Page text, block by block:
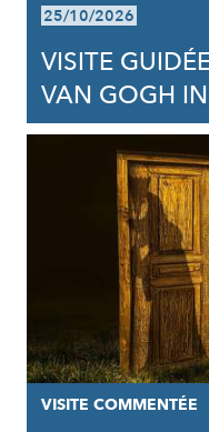
25/10/2026
VISITE
VAN GOGH
VISITE COMMENTÉE